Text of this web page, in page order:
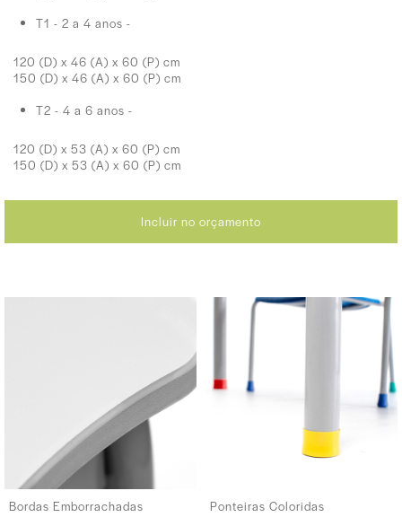
T1 - 2 a 4 anos -
120 (D) x 46 (A) x 60 (P) cm
150 (D) x 46 (A) x 60 (P) cm
T2 - 4 a 6 anos -
120 (D) x 53 (A) x 60 (P) cm
150 (D) x 53 (A) x 60 (P) cm
Incluir no orçamento
Bordas Emborrachadas Ponteiras Coloridas